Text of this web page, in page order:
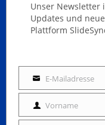
TOWN HALL:
Unser
Updates und
Plattform
Mailadresse
E-Mailadresse
Vorname
Vorname